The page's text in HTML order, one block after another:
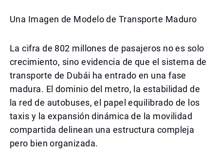
Una Imagen de Modelo de Transporte Maduro
La cifra de 802 millones de pasajeros no es solo
crecimiento, sino evidencia de que el sistema de
transporte de Dubái ha entrado en una fase
madura. El dominio del metro, la estabilidad de
la red de autobuses, el papel equilibrado de los
taxis y la expansión dinámica de la movilidad
compartida delinean una estructura compleja
pero bien organizada.